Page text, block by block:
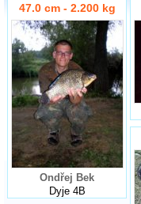
47.0 cm - 2.200 kg
Ondřej Bek
Dyje 4B